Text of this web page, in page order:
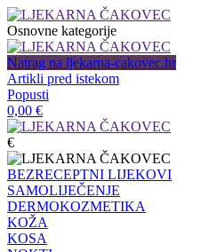
Osnovne kategorije
Natrag na ljekarna-cakovec.hr
Artikli pred istekom
Popusti
0,00 €
€
BEZRECEPTNI LIJEKOVI
SAMOLIJEČENJE
DERMOKOZMETIKA
KOŽA
KOSA